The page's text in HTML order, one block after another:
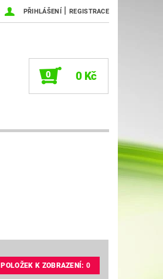
PŘIHLÁŠENÍ | REGISTRACE
0 0 Kč
POLOŽEK K ZOBRAZENÍ:0